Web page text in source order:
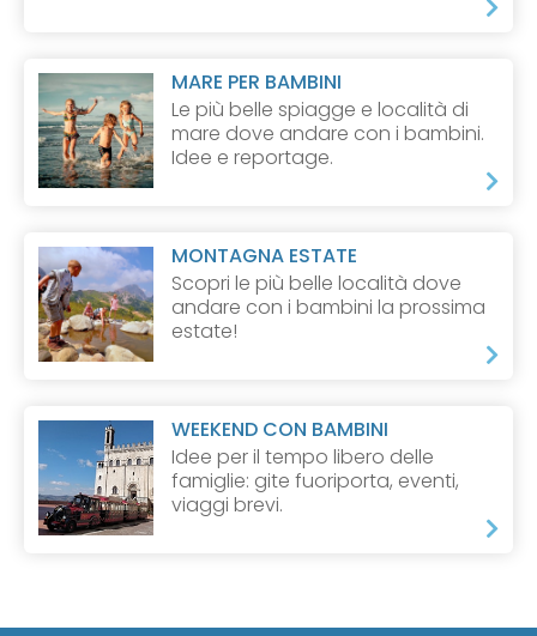
MARE PER BAMBINI
Le più belle spiagge e località di
mare dove andare con i bambini.
Idee e reportage.
MONTAGNA ESTATE
Scopri le più belle località dove
andare con i bambini la prossima
estate!
WEEKEND CON BAMBINI
Idee per il tempo libero delle
famiglie: gite fuoriporta, eventi,
viaggi brevi.